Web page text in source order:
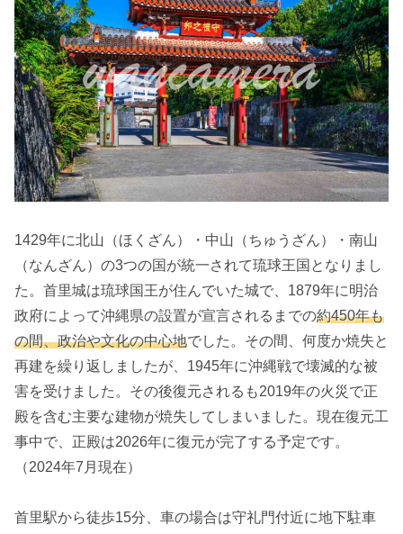
1429年に北山（ほくざん）・中山（ちゅうざん）・南山
（なんざん）の3つの国が統一されて琉球王国となりまし
た。首里城は琉球国王が住んでいた城で、1879年に明治
政府によって沖縄県の設置が宣言されるまでの約450年も
の間、政治や文化の中心地でした。その間、何度か焼失と
再建を繰り返しましたが、1945年に沖縄戦で壊滅的な被
害を受けました。その後復元されるも2019年の火災で正
殿を含む主要な建物が焼失してしまいました。現在復元工
事中で、正殿は2026年に復元が完了する予定です。
（2024年7月現在）
首里駅から徒歩15分、車の場合は守礼門付近に地下駐車